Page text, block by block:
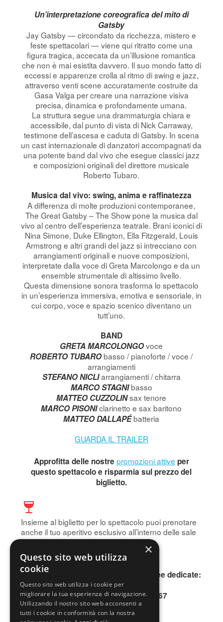
Un’interpretazione coreografica del mito di
Gatsby
Jay Gatsby — circondato da ricchezza, mistero e
feste spettacolari — viene qui ritratto come una
figura tragica, accecata da un’illusione romantica
che non è mai esistita davvero. Il suo mondo fatto di
eccessi e apparenze crolla al ritmo di swing e jazz,
attraverso venti scene accuratamente costruite da
Gasa Valga per creare una narrazione visiva
precisa, dinamica e profondamente umana.
La struttura segue una drammaturgia chiara e
accessibile, dal punto di vista di Nick Carraway,
testimone dell’ascesa e caduta di Gatsby. In scena
un cast internazionale di danzatori accompagnati da
una potente band dal vivo che esegue classici jazz
e composizioni originali del direttore musicale
Roberto Tubaro.
Musica dal vivo: swing, anima e raffinatezza
A differenza di molte produzioni contemporanee,
The Great Gatsby – The Show pone la musica dal
vivo al centro dell’esperienza teatrale. Brani iconici di
Nina Simone, Duke Ellington, Ella Fitzgerald, Louis
Armstrong e altri grandi del jazz si intrecciano con
arrangiamenti originali e nuove composizioni,
interpretate dalla voce di Greta Marcolongo e da un
ensemble strumentale di altissimo livello.
Questa dimensione sonora trasforma lo spettacolo
in un’esperienza immersiva, emotiva e sensoriale, in
cui corpo, voce e spazio scenico diventano un
tutt’uno.
BAND
GRETA MARCOLONGOvoce
ROBERTO TUBARObasso / pianoforte / voce /
arrangiamenti
STEFANO NICLIarrangiamenti / chitarra
MARCO STAGNIbasso
MATTEO CUZZOLINsax tenore
MARCO PISONIclarinetto e sax baritono
MATTEO DALLAPÉbatteria
GUARDA IL TRAILER
Approfitta delle nostre promozioni attive per
questo spettacolo e risparmia sul prezzo del
biglietto.
Insieme al biglietto per lo spettacolo puoi prenotare
anche il tuo aperitivo esclusivo all’interno delle sale
storiche del Teatro.
Prenota subito!
Per informazioni, contattare le due linee dedicate:
INFOLINE 0200640802
SMS o WhatsApp 345.3677167
×
Questo sito web utilizza
cookie
Questo sito web utilizza i cookie per
migliorare la tua esperienza di navigazione.
Utilizzando il nostro sito web acconsenti a
tutti i cookie in conformità con la nostra